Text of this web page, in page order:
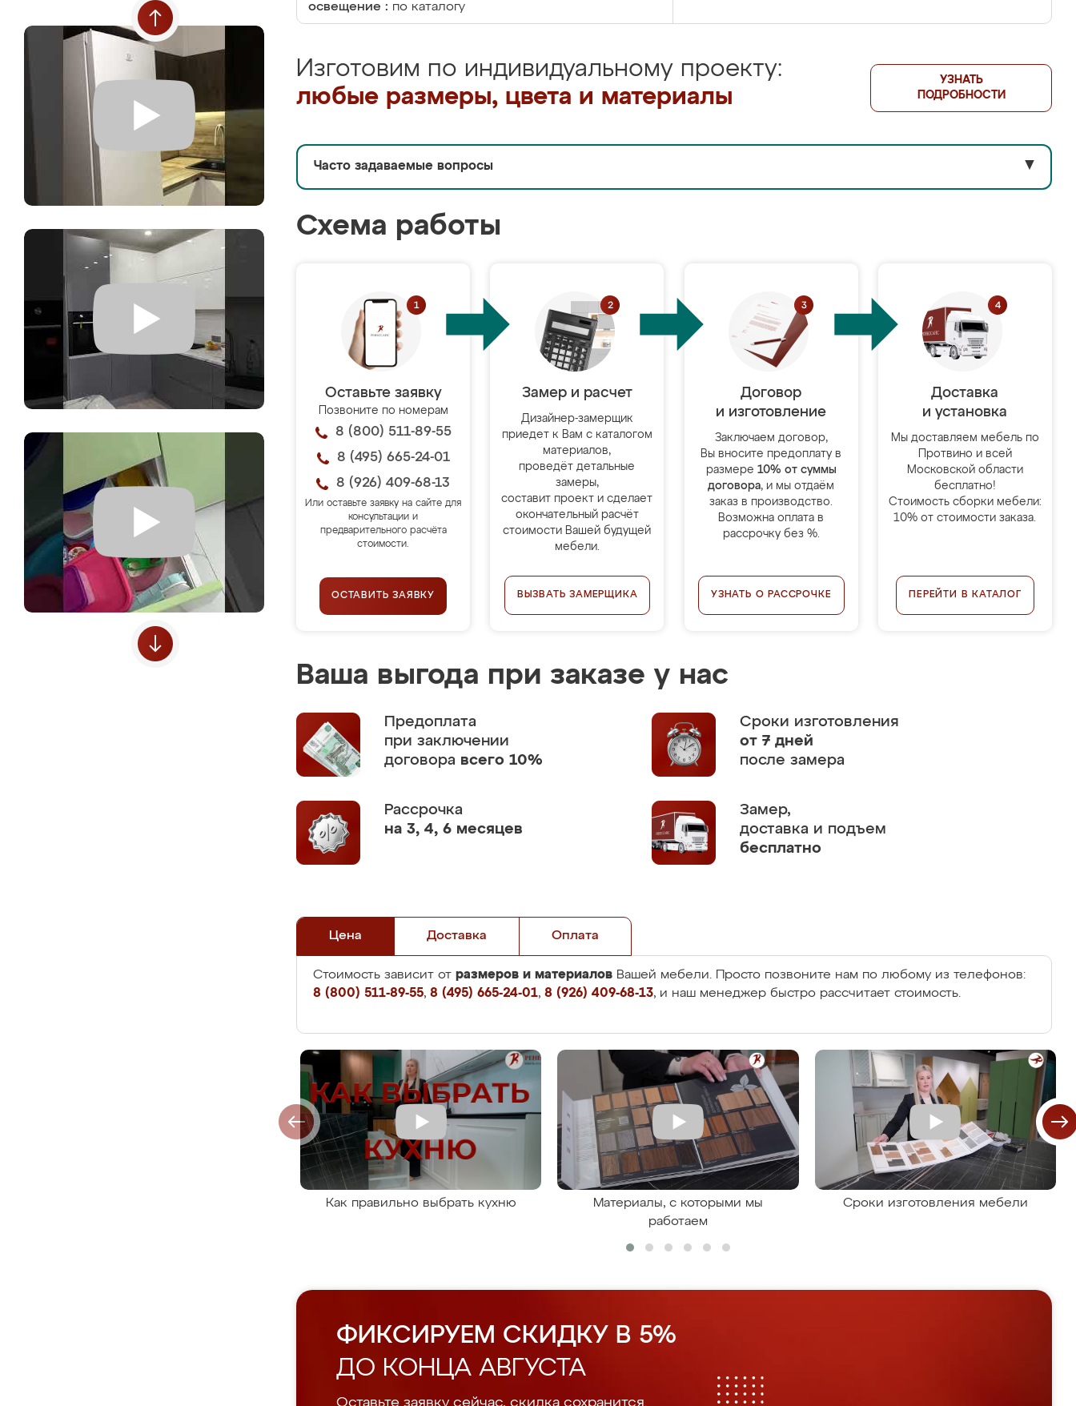
освещение : по каталогу
Изготовим по индивидуальному проекту:
любые размеры, цвета и материалы
УЗНАТЬ
ПОДРОБНОСТИ
Часто задаваемые вопросы ▼
Схема работы
Оставьте заявку
Позвоните по номерам
8 (800) 511-89-55
8 (495) 665-24-01
8 (926) 409-68-13
Или оставьте заявку на сайте для
консультации и
предварительного расчёта
стоимости.
ОСТАВИТЬ ЗАЯВКУ
Замер и расчет
Дизайнер-замерщик
приедет к Вам с каталогом
материалов,
проведёт детальные
замеры,
составит проект и сделает
окончательный расчёт
стоимости Вашей будущей
мебели.
ВЫЗВАТЬ ЗАМЕРЩИКА
Договор
и изготовление
Заключаем договор,
Вы вносите предоплату в
размере 10% от суммы
договора, и мы отдаём
заказ в производство.
Возможна оплата в
рассрочку без %.
УЗНАТЬ О РАССРОЧКЕ
Доставка
и установка
Мы доставляем мебель по
Протвино и всей
Московской области
бесплатно!
Стоимость сборки мебели:
10% от стоимости заказа.
ПЕРЕЙТИ В КАТАЛОГ
Ваша выгода при заказе у нас
Предоплата
при заключении
договора всего 10%
Сроки изготовления
от 7 дней
после замера
Рассрочка
на 3, 4, 6 месяцев
Замер,
доставка и подъем
бесплатно
Цена Доставка Оплата
Стоимость зависит от размеров и материалов Вашей мебели. Просто позвоните нам по любому из телефонов:
8 (800) 511-89-55, 8 (495) 665-24-01, 8 (926) 409-68-13, и наш менеджер быстро рассчитает стоимость.
Как правильно выбрать кухню
Материалы, с которыми мы
работаем
Сроки изготовления мебели
ФИКСИРУЕМ СКИДКУ В 5%
ДО КОНЦА АВГУСТА
Оставьте заявку сейчас, скидка сохранится.